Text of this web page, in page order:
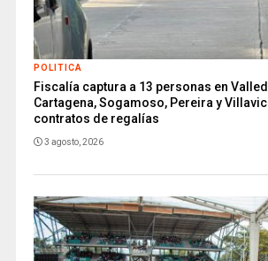
POLITICA
Fiscalía captura a 13 personas en
Cartagena, Sogamoso, Pereira y
contratos de regalías
3 agosto, 2026